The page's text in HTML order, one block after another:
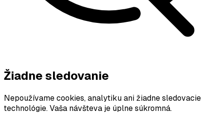
Žiadne sledovanie
Nepoužívame cookies, analytiku ani žiadne sledovacie
technológie. Vaša návšteva je úplne súkromná.